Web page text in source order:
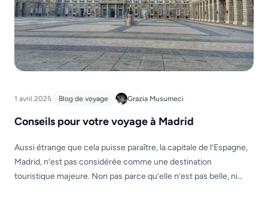
1 avril 2025 Blog de voyage Grazia Musumeci
Conseils pour votre voyage à Madrid
Aussi étrange que cela puisse paraître, la capitale de l’Espagne,
Madrid, n’est pas considérée comme une destination
touristique majeure. Non pas parce qu’elle n’est pas belle, ni